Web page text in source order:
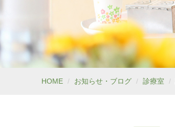
HOME お知らせ・ブログ 診療室